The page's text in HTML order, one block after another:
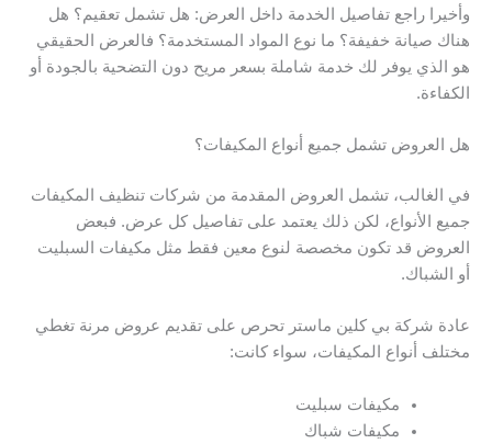
وأخيرا راجع تفاصيل الخدمة داخل العرض: هل تشمل تعقيم؟ هل
هناك صيانة خفيفة؟ ما نوع المواد المستخدمة؟ فالعرض الحقيقي
هو الذي يوفر لك خدمة شاملة بسعر مريح دون التضحية بالجودة أو
الكفاءة.
هل العروض تشمل جميع أنواع المكيفات؟
في الغالب، تشمل العروض المقدمة من شركات تنظيف المكيفات
جميع الأنواع، لكن ذلك يعتمد على تفاصيل كل عرض. فبعض
العروض قد تكون مخصصة لنوع معين فقط مثل مكيفات السبليت
أو الشباك.
عادة شركة بي كلين ماستر تحرص على تقديم عروض مرنة تغطي
مختلف أنواع المكيفات، سواء كانت:
مكيفات سبليت
مكيفات شباك